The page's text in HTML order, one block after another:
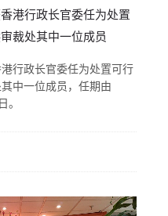
港行政长官委任为处置
裁处其中一位成员
行政长官委任为处置可行
中一位成员，任期由
。